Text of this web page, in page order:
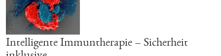
Intelligente Immuntherapie – Sicherheit